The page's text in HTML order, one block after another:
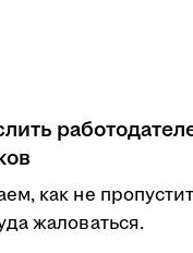
как не
жаловаться.